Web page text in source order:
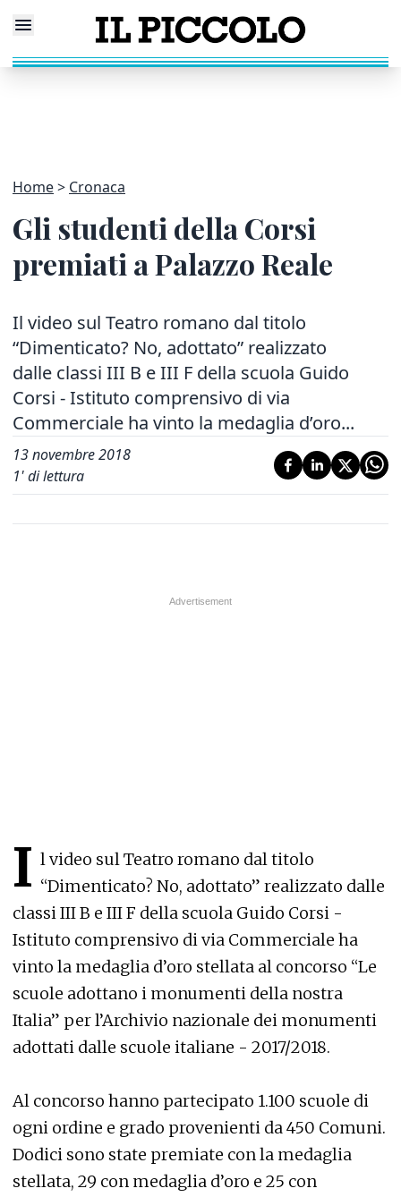
Home Cronaca
Gli studenti della Corsi
premiati a Palazzo Reale
Il video sul Teatro romano dal titolo
“Dimenticato? No, adottato” realizzato
dalle classi III B e III F della scuola Guido
Corsi - Istituto comprensivo di via
Commerciale ha vinto la medaglia d’oro...
13 novembre 2018
1' di lettura
I l video sul Teatro romano dal titolo
“Dimenticato? No, adottato” realizzato dalle
classi III B e III F della scuola Guido Corsi -
Istituto comprensivo di via Commerciale ha
vinto la medaglia d’oro stellata al concorso “Le
scuole adottano i monumenti della nostra
Italia” per l’Archivio nazionale dei monumenti
adottati dalle scuole italiane - 2017/2018.
Al concorso hanno partecipato 1.100 scuole di
ogni ordine e grado provenienti da 450 Comuni.
Dodici sono state premiate con la medaglia
stellata, 29 con medaglia d’oro e 25 con